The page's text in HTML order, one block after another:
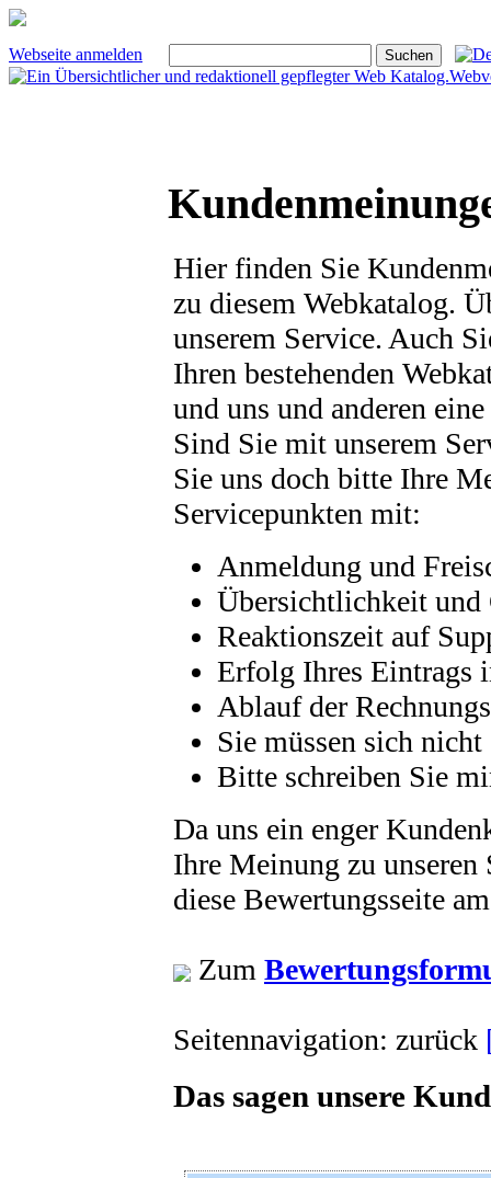
Webseite anmelden
Hier finden Sie
zu diesem Webkatalog.
unserem Service. Auch
Ihren bestehenden
und uns und anderen
Sind Sie mit unserem
Sie uns doch bitte Ihre
Servicepunkten mit:
Anmeldung und
Übersichtlichkeit und
Reaktionszeit auf
Erfolg Ihres Eintrags
Ablauf der
Sie müssen sich
Bitte schreiben Sie
Da uns ein enger
Ihre Meinung zu unseren
diese Bewertungsseite
Zum
Seitennavigation: zurück
Das sagen unsere